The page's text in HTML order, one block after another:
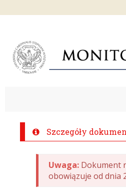
Szczegóły
Uwaga: Dokument
obowiązuje od dnia